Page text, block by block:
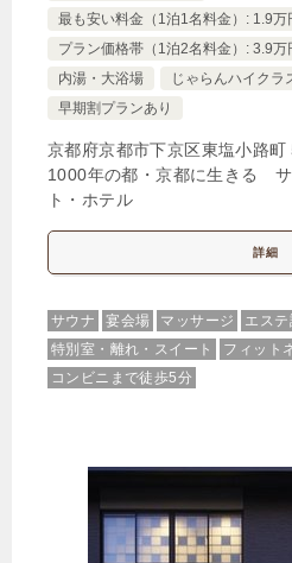
禁煙ル
【全室禁煙/バスタブ付】デ
ックス）
【選べるお部屋と価格】
19,356円【全室禁煙/バ
じゃらんで確
最も安い料金（1泊1名料金）: 1.9万
プラン価格帯（1泊2名料金）: 3.9万
内湯・大浴場
じゃらんハイクラ
早期割プランあり
京都府京都市下京区東塩小路町
1000年の都・京都に生きる
ト・ホテル
詳細
サウナ 宴会場 マッサージ
エス
特別室・離れ・スイート
フィット
コンビニまで徒歩5分